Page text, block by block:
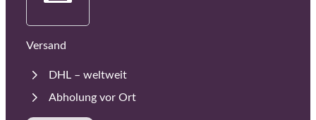
Versand
DHL – weltweit
Abholung vor Ort